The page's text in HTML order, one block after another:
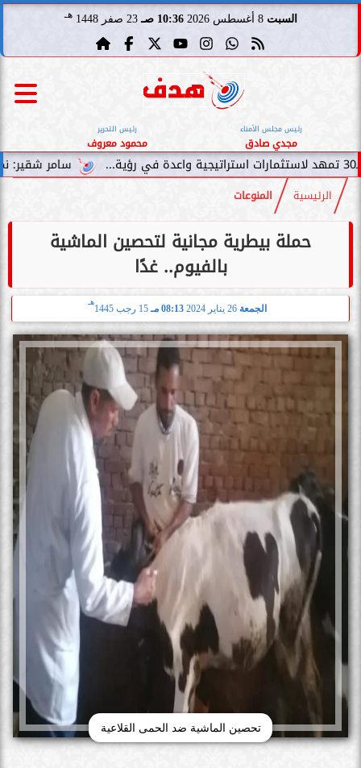
السبت 8 أغسطس 2026 10:36 صـ 23 صفر 1448 هـ
رئيس مجلس الأمناء
مجدي صادق
رئيس التحرير
محمود معروف
سامر شقير: نمو صناديق
الرئيسية المنوعات
حملة بيطرية مجانية لتحصين الماشية
بالفيوم.. غدًا
الجمعة 08:13 مـ 15 رجب 1445
هـ
تحصين الماشية ضد الحمى القلاعية